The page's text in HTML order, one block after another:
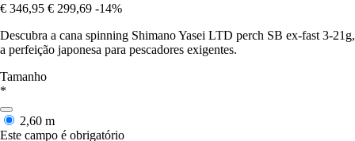
€ 346,95 € 299,69 -14%
Descubra a cana spinning Shimano Yasei LTD perch SB ex-fast 3-21g,
a perfeição japonesa para pescadores exigentes.
Tamanho
*
2,60 m
Este campo é obrigatório